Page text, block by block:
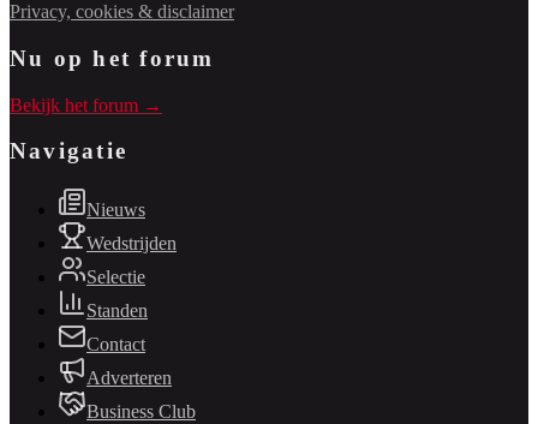
Privacy, cookies & disclaimer
Nu op het forum
Bekijk het forum →
Navigatie
Nieuws
Wedstrijden
Selectie
Standen
Contact
Adverteren
Business Club